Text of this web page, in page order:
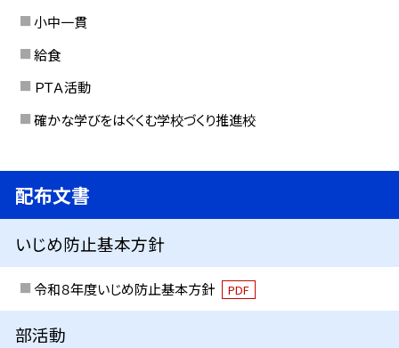
小中一貫
給食
ＰＴＡ活動
確かな学びをはぐくむ学校づくり推進校
配布文書
いじめ防止基本方針
令和８年度いじめ防止基本方針 PDF
部活動